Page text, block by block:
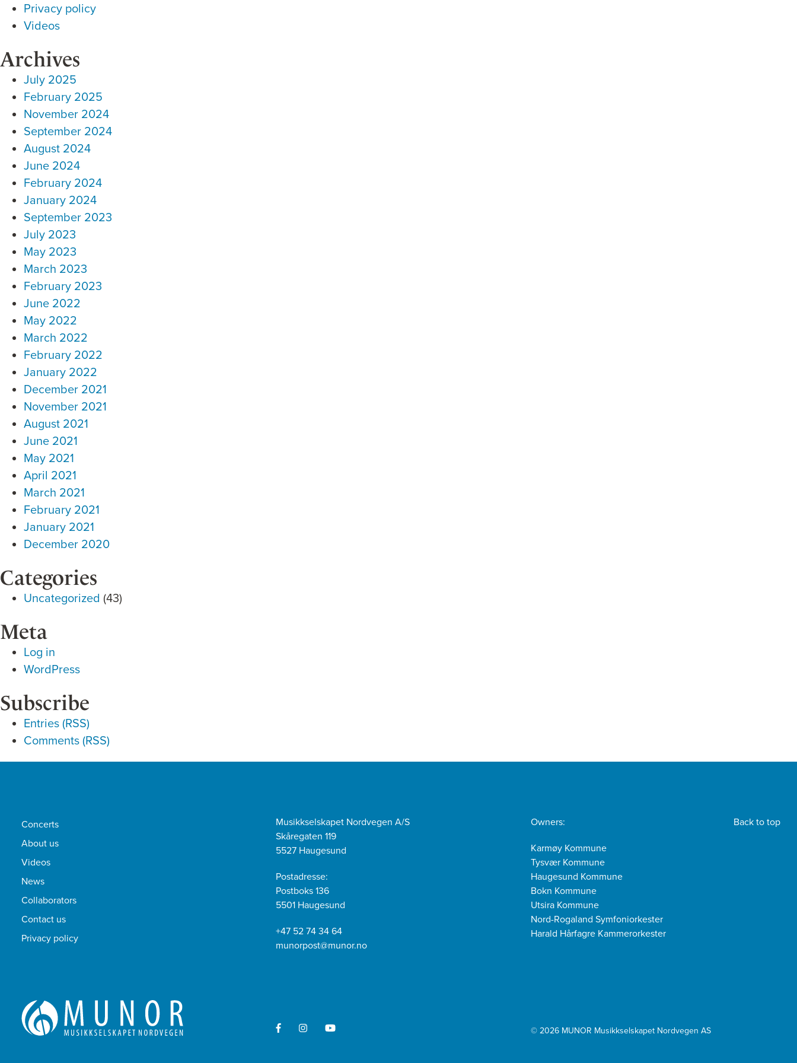
Privacy policy
Videos
Archives
July 2025
February 2025
November 2024
September 2024
August 2024
June 2024
February 2024
January 2024
September 2023
July 2023
May 2023
March 2023
February 2023
June 2022
May 2022
March 2022
February 2022
January 2022
December 2021
November 2021
August 2021
June 2021
May 2021
April 2021
March 2021
February 2021
January 2021
December 2020
Categories
Uncategorized (43)
Meta
Log in
WordPress
Subscribe
Entries (RSS)
Comments (RSS)
Concerts
About us
Videos
News
Collaborators
Contact us
Privacy policy
Musikkselskapet Nordvegen A/S
Skåregaten 119
5527 Haugesund
Postadresse:
Postboks 136
5501 Haugesund
+47 52 74 34 64
munorpost@munor.no
Owners:
Karmøy Kommune
Tysvær Kommune
Haugesund Kommune
Bokn Kommune
Utsira Kommune
Nord-Rogaland Symfoniorkester
Harald Hårfagre Kammerorkester
Back to top
© 2026 MUNOR Musikkselskapet Nordvegen AS